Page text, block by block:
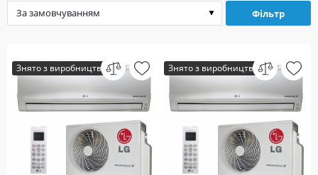
Фільтр
Знято з виробництва Знято з виробництва